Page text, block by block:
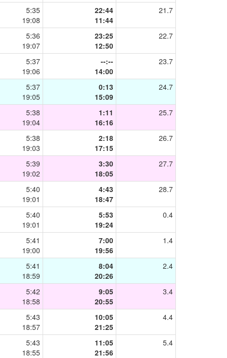
5:35
19:08
22:44
11:44
21.7
5:36
19:07
23:25
12:50
22.7
5:37
19:06
--:--
14:00
23.7
5:37
19:05
0:13
15:09
24.7
5:38
19:04
1:11
16:16
25.7
5:38
19:03
2:18
17:15
26.7
5:39
19:02
3:30
18:05
27.7
5:40
19:01
4:43
18:47
28.7
5:40
19:01
5:53
19:24
0.4
5:41
19:00
7:00
19:56
1.4
5:41
18:59
8:04
20:26
2.4
5:42
18:58
9:05
20:55
3.4
5:43
18:57
10:05
21:25
4.4
5:43
18:55
11:05
21:56
5.4